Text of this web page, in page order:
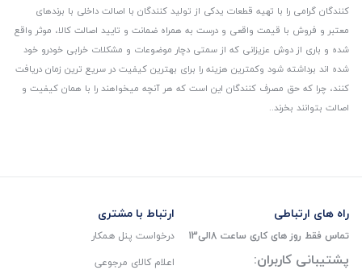
کنندگان گرامی را با تهیه قطعات یدکی از تولید کنندگان با اصالت داخلی با برندهای
معتبر و فروش با قیمت واقعی و درست به همراه ضمانت و تایید اصالت کالا، موثر واقع
شده و باری از دوش عزیزانی که از سمتی دچار موضوعات و مشکلات خرابی خودرو خود
شده اند برداشته شود و‌کمترین هزینه را برای بهترین کیفیت در سریع ترین زمان دریافت
کنند، چرا که حق مصرف کنندگان این است که هر آنچه میخواهند را با همان کیفیت و
اصالت بتوانند بخرند..
راه های ارتباطی
تماس فقط روز های کاری ساعت 8الی13
پشتیبانی کاربران:
ارتباط با مشتری
درخواست پنل همکار
اعلام کالای مرجوعی